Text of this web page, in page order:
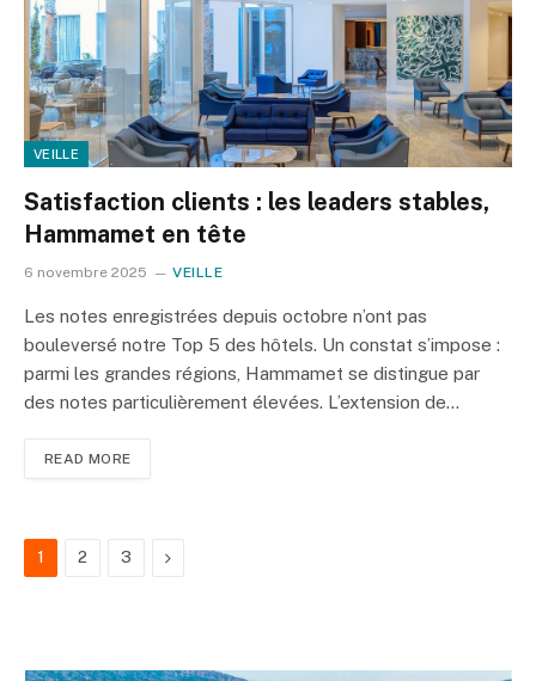
VEILLE
Satisfaction clients : les leaders stables,
Hammamet en tête
6 novembre 2025 VEILLE
Les notes enregistrées depuis octobre n’ont pas
bouleversé notre Top 5 des hôtels. Un constat s’impose :
parmi les grandes régions, Hammamet se distingue par
des notes particulièrement élevées. L’extension de…
READ MORE
1 2 3 Next